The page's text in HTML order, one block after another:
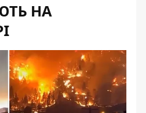
НА